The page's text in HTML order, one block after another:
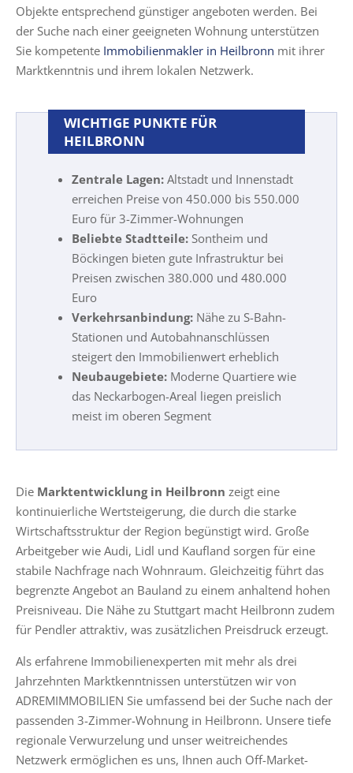
Objekte entsprechend günstiger angeboten werden. Bei
der Suche nach einer geeigneten Wohnung unterstützen
Sie kompetente Immobilienmakler in Heilbronn mit ihrer
Marktkenntnis und ihrem lokalen Netzwerk.
WICHTIGE PUNKTE FÜR
HEILBRONN
Zentrale Lagen: Altstadt und Innenstadt
erreichen Preise von 450.000 bis 550.000
Euro für 3-Zimmer-Wohnungen
Beliebte Stadtteile: Sontheim und
Böckingen bieten gute Infrastruktur bei
Preisen zwischen 380.000 und 480.000
Euro
Verkehrsanbindung: Nähe zu S-Bahn-
Stationen und Autobahnanschlüssen
steigert den Immobilienwert erheblich
Neubaugebiete: Moderne Quartiere wie
das Neckarbogen-Areal liegen preislich
meist im oberen Segment
Die Marktentwicklung in Heilbronn zeigt eine
kontinuierliche Wertsteigerung, die durch die starke
Wirtschaftsstruktur der Region begünstigt wird. Große
Arbeitgeber wie Audi, Lidl und Kaufland sorgen für eine
stabile Nachfrage nach Wohnraum. Gleichzeitig führt das
begrenzte Angebot an Bauland zu einem anhaltend hohen
Preisniveau. Die Nähe zu Stuttgart macht Heilbronn zudem
für Pendler attraktiv, was zusätzlichen Preisdruck erzeugt.
Als erfahrene Immobilienexperten mit mehr als drei
Jahrzehnten Marktkenntnissen unterstützen wir von
ADREMIMMOBILIEN Sie umfassend bei der Suche nach der
passenden 3-Zimmer-Wohnung in Heilbronn. Unsere tiefe
regionale Verwurzelung und unser weitreichendes
Netzwerk ermöglichen es uns, Ihnen auch Off-Market-